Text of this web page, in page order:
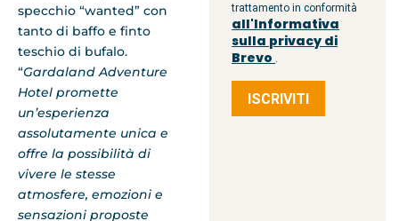
specchio “wanted” con
tanto di baffo e finto
teschio di bufalo.
“Gardaland Adventure
Hotel promette
un’esperienza
assolutamente unica e
offre la possibilità di
vivere le stesse
atmosfere, emozioni e
sensazioni proposte
trattamento in conformità
all'Informativa
sulla privacy di
Brevo .
ISCRIVITI